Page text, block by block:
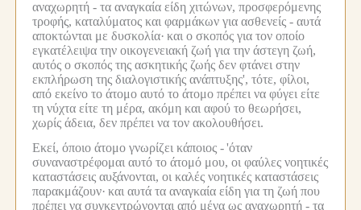
αναχωρητή - τα αναγκαία είδη χιτώνων, προσφερόμενης
τροφής, καταλύματος και φαρμάκων για ασθενείς - αυτά
αποκτώνται με δυσκολία· και ο σκοπός για τον οποίο
εγκατέλειψα την οικογενειακή ζωή για την άστεγη ζωή,
αυτός ο σκοπός της ασκητικής ζωής δεν φτάνει στην
εκπλήρωση της διαλογιστικής ανάπτυξης', τότε, φίλοι,
από εκείνο το άτομο αυτό το άτομο πρέπει να φύγει είτε
τη νύχτα είτε τη μέρα, ακόμη και αφού το θεωρήσει,
χωρίς άδεια, δεν πρέπει να τον ακολουθήσει.
Εκεί, όποιο άτομο γνωρίζει κάποιος -'όταν
συναναστρέφομαι αυτό το άτομό μου, οι φαύλες νοητικές
καταστάσεις αυξάνονται, οι καλές νοητικές καταστάσεις
παρακμάζουν· και αυτά τα αναγκαία είδη για τη ζωή που
πρέπει να συγκεντρώνονται από μένα ως αναχωρητή - τα